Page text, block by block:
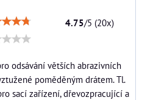
4.75/5 (20x)
odsávání větších abrazivních
poměděným drátem. Tl.
sací zařízení, dřevozpracující a